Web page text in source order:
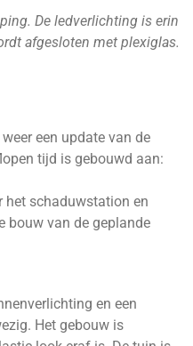
De ledverlichting is erin
afgesloten met plexiglas.
een update van de
tijd is gebouwd aan:
het schaduwstation en
bouw van de geplande
en een
Het gebouw is